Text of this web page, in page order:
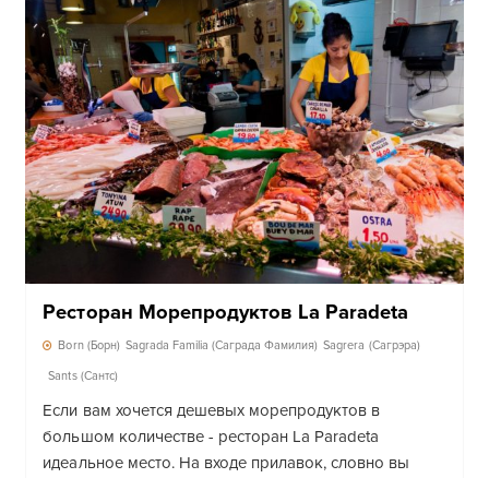
Ресторан Морепродуктов La Paradeta
Born (Борн) Sagrada Familia (Саграда Фамилия) Sagrera (Сагрэра)
Sants (Сантс)
Если вам хочется дешевых морепродуктов в
большом количестве - ресторан La Paradeta
идеальное место. На входе прилавок, словно вы